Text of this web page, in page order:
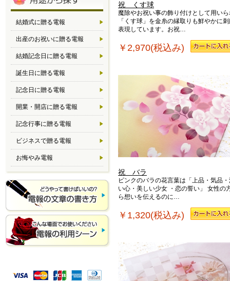
祝 くす球
魔除やお祝い事の飾り付けとして用い
「くす球」を金糸の縁取りも鮮やかに
表現しています。お祝…
￥2,970(税込み)
祝 バラ
ピンクのバラの花言葉は「上品・気品
い心・美しい少女 ・恋の誓い」 女性の
ら想いを伝えるのに…
￥1,320(税込み)
結婚式に贈る電報
出産のお祝いに贈る電報
結婚記念日に贈る電報
誕生日に贈る電報
記念日に贈る電報
開業・開店に贈る電報
記念行事に贈る電報
ビジネスで贈る電報
お悔やみ電報